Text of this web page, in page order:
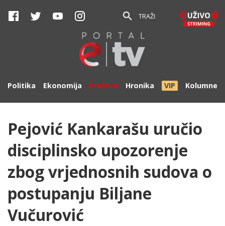
TRAŽI
Politika Ekonomija Društvo Hronika VIP Kolumne
Pejović Kankarašu uručio
disciplinsko upozorenje
zbog vrjednosnih sudova o
postupanju Biljane
Vučurović